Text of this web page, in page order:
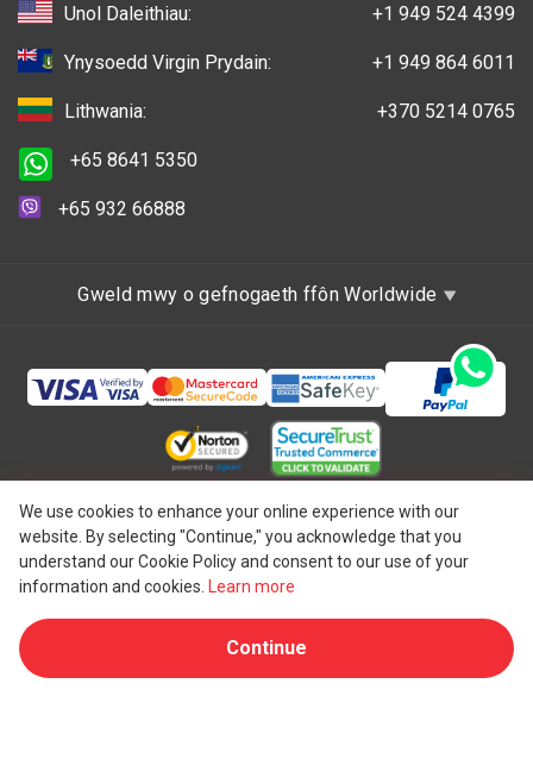
We use cookies to enhance your online experience with our
website. By selecting "Continue," you acknowledge that you
understand our Cookie Policy and consent to our use of your
information and cookies.
Learn more
Continue
Unol Daleithiau: +1 949 524 4399
Ynysoedd Virgin Prydain: +1 949 864 6011
Lithwania: +370 5214 0765
+65 8641 5350
+65 932 66888
Gweld mwy o gefnogaeth ffôn Worldwide
Hawlfraint © 1997 - 2026 One IBC Limited, wedi'i
ymgorffori yng Nghymru a Lloegr, y Deyrnas Unedig ag
atebolrwydd cyfyngedig ac aelod-gwmni o rwydwaith One
IBC o endid cyfreithiol annibynnol ac ar wahân sy'n
gysylltiedig ag One IBC
Group ("One IBC Limited